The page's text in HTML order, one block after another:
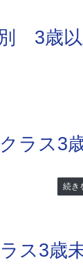
3歳
ラス3
続き
ス3歳